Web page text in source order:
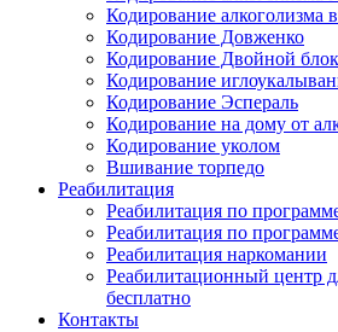
Кодирование
Кодирование Довженко
Кодирование Двойной блок
Кодирование
Кодирование Эспераль
Кодирование на дому от
Кодирование уколом
Вшивание торпедо
Реабилитация
Реабилитация по
Реабилитация по
Реабилитация наркомании
Реабилитационный центр
бесплатно
Контакты